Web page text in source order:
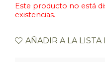
Este producto no está
existencias.
AÑADIR A LA LISTA